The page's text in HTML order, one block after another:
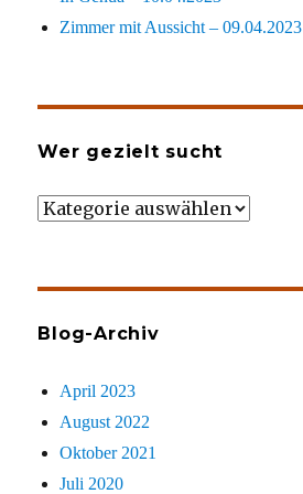
Zimmer mit Aussicht – 09.04.2023
Wer gezielt sucht
Wer
Blog-Archiv
April 2023
August 2022
Oktober 2021
Juli 2020